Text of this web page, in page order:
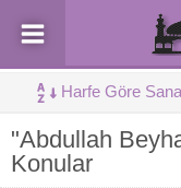
Harfe Göre
"Abdullah
Konular